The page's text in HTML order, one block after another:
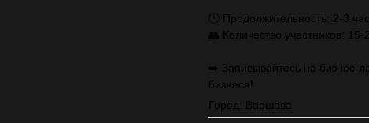
🕒 Продолжительность: 2-3
👥 Количество участников: 15-
➡️ Записывайтесь на бизнес-
бизнеса!
Город: Варшава